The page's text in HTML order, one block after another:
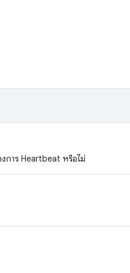
งการ Heartbeat หรือไม่